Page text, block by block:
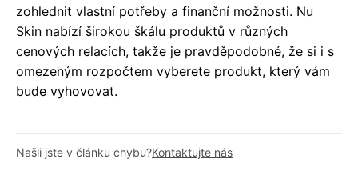
zohlednit vlastní potřeby a finanční možnosti. Nu
Skin nabízí širokou škálu produktů v různých
cenových relacích, takže je pravděpodobné, že si i s
omezeným rozpočtem vyberete produkt, který vám
bude vyhovovat.
Našli jste v článku chybu?Kontaktujte nás